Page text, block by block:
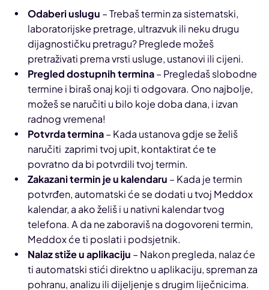
Odaberi uslugu – Trebaš termin za sistematski,
laboratorijske pretrage, ultrazvuk ili neku drugu
dijagnostičku pretragu? Preglede možeš
pretraživati prema vrsti usluge, ustanovi ili cijeni.
Pregled dostupnih termina– Pregledaš slobodne
termine i biraš onaj koji ti odgovara. Ono najbolje,
možeš se naručiti u bilo koje doba dana, i izvan
radnog vremena!
Potvrda termina– Kada ustanova gdje se želiš
naručiti zaprimi tvoj upit, kontaktirat će te
povratno da bi potvrdili tvoj termin.
Zakazani termin je u kalendaru – Kada je termin
potvrđen, automatski će se dodati u tvoj Meddox
kalendar, a ako želiš i u nativni kalendar tvog
telefona. A da ne zaboraviš na dogovoreni termin,
Meddox će ti poslati i podsjetnik.
Nalaz stiže u aplikaciju – Nakon pregleda, nalaz će
ti automatski stići direktno u aplikaciju, spreman za
pohranu, analizu ili dijeljenje s drugim liječnicima.